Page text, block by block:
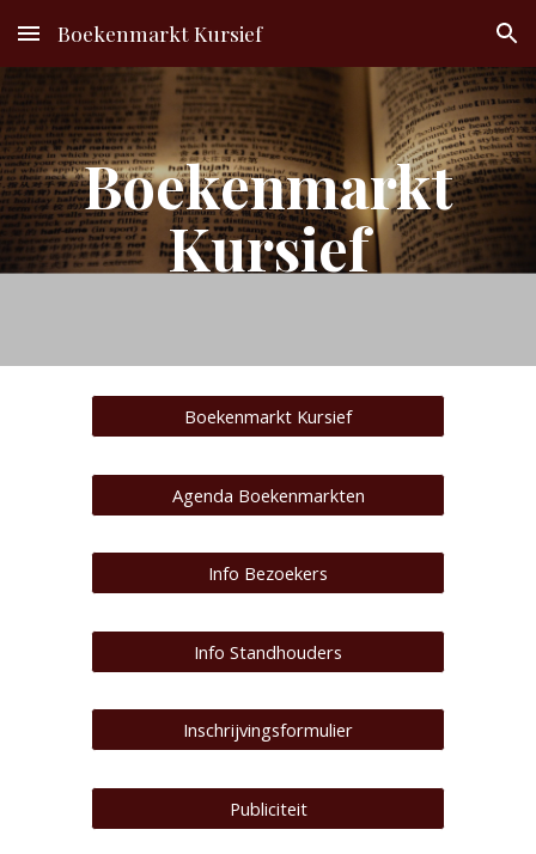
Skip to main content Skip to navigation
Boekenmarkt Kursief
Boekenmarkt
Kursief
Boekenmarkt Kursief
Agenda Boekenmarkten
Info Bezoekers
Info Standhouders
Inschrijvingsformulier
Publiciteit